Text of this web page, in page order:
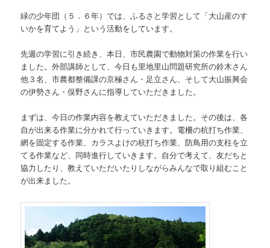
緑の少年団（５．６年）では、ふるさと学習として「大山産のす
いかを育てよう」という活動をしています。
先週の学習に引き続き、本日、市民農園で動物対策の作業を行い
ました。外部講師として、今日も里地里山問題研究所の鈴木さん
他３名、市農都整備課の京極さん・足立さん、そして大山振興会
の伊勢さん・俣野さんに指導していただきました。
まずは、今日の作業内容を教えていただきました。その後は、各
自が出来る作業に分かれて行っていきます。電柵の杭打ち作業、
網を固定する作業、カラスよけの杭打ち作業、防鳥用の支柱を立
てる作業など、同時進行していきます。自分で考えて、友だちと
協力したり、教えていただいたりしながらみんなで取り組むこと
が出来ました。